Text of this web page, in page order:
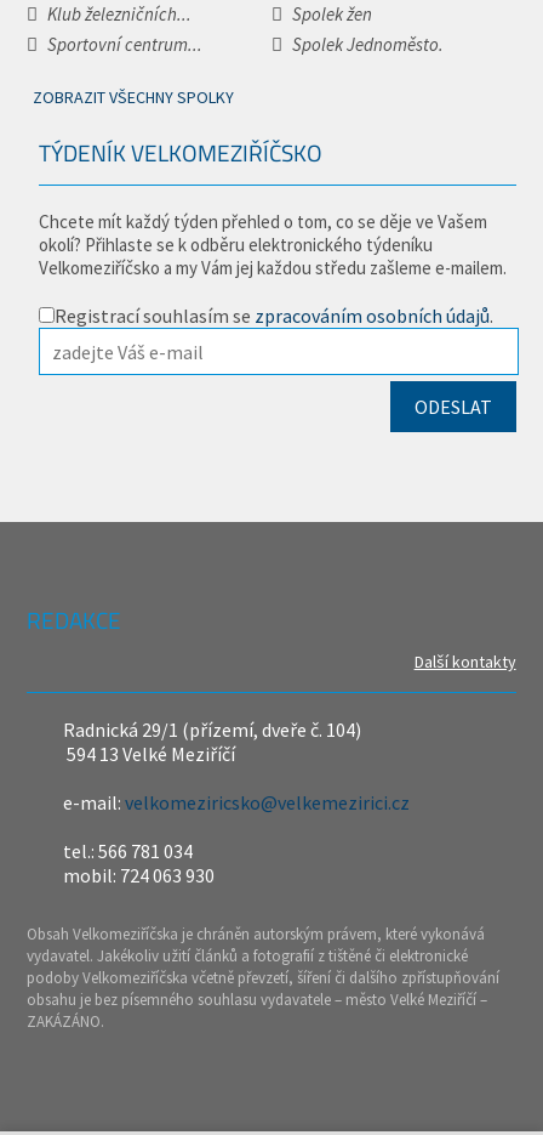
Klub železničních...
Spolek žen
Sportovní centrum...
Spolek Jednoměsto.
ZOBRAZIT VŠECHNY SPOLKY
TÝDENÍK VELKOMEZIŘÍČSKO
Chcete mít každý týden přehled o tom, co se děje ve Vašem
okolí? Přihlaste se k odběru elektronického týdeníku
Velkomeziříčsko a my Vám jej každou středu zašleme e-mailem.
Registrací souhlasím se zpracováním osobních údajů.
REDAKCE
Další kontakty
Radnická 29/1 (přízemí, dveře č. 104)
594 13 Velké Meziříčí
e-mail:velkomeziricsko@velkemezirici.cz
tel.: 566 781 034
mobil: 724 063 930
Obsah Velkomeziříčska je chráněn autorským právem, které vykonává
vydavatel. Jakékoliv užití článků a fotografií z tištěné či elektronické
podoby Velkomeziříčska včetně převzetí, šíření či dalšího zpřístupňování
obsahu je bez písemného souhlasu vydavatele – město Velké Meziříčí –
ZAKÁZÁNO.